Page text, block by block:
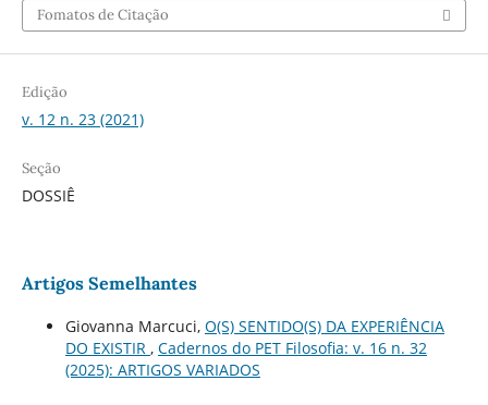
Fomatos de Citação
Edição
v. 12 n. 23 (2021)
Seção
DOSSIÊ
Artigos Semelhantes
Giovanna Marcuci, O(S) SENTIDO(S) DA EXPERIÊNCIA
DO EXISTIR , Cadernos do PET Filosofia: v. 16 n. 32
(2025): ARTIGOS VARIADOS